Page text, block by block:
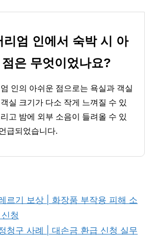
리엄 인에서 숙박 시 아
은 무엇이었나요?
인의 아쉬운 점으로는 욕실과 객실
실 크기가 다소 작게 느껴질 수 있
고 밤에 외부 소음이 들려올 수 있
급되었습니다.
르기 보상 | 화장품 부작용 피해 소
청
청구 사례 | 대손금 환급 신청 실무